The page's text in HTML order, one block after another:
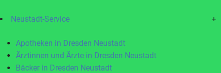
Neustadt-Service +
Apotheken in Dresden Neustadt
Ärztinnen und Ärzte in Dresden Neustadt
Bäcker in Dresden Neustadt